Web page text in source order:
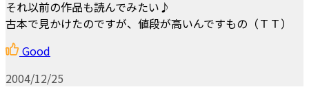
それ以前の作品も読んでみたい♪
古本で見かけたのですが、値段が高いんですもの（ＴＴ）
Good
2004/12/25